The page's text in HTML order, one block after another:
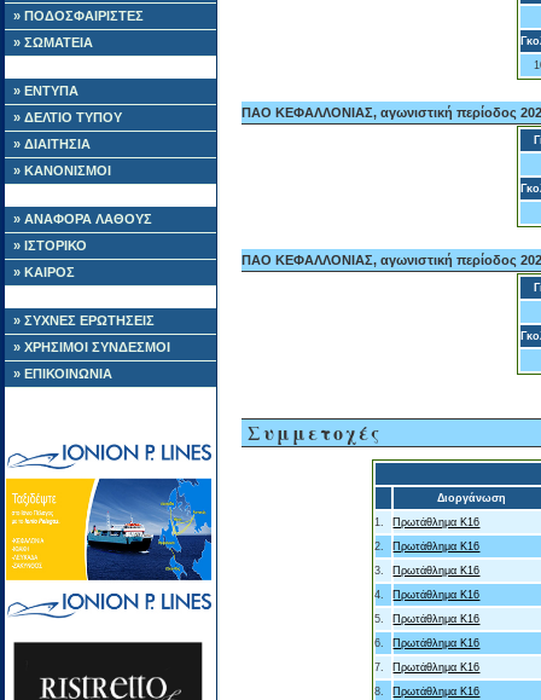
» ΠΟΔΟΣΦΑΙΡΙΣΤΕΣ
» ΣΩΜΑΤΕΙΑ
» ΕΝΤΥΠΑ
» ΔΕΛΤΙΟ ΤΥΠΟΥ
» ΔΙΑΙΤΗΣΙΑ
» ΚΑΝΟΝΙΣΜΟΙ
» ΑΝΑΦΟΡΑ ΛΑΘΟΥΣ
» ΙΣΤΟΡΙΚΟ
» ΚΑΙΡΟΣ
» ΣΥΧΝΕΣ ΕΡΩΤΗΣΕΙΣ
» ΧΡΗΣΙΜΟΙ ΣΥΝΔΕΣΜΟΙ
» ΕΠΙΚΟΙΝΩΝΙΑ
ΠΑΟ ΚΕΦΑΛΛΟΝΙΑΣ, αγωνιστική περίοδος
ΠΑΟ ΚΕΦΑΛΛΟΝΙΑΣ, αγωνιστική περίοδος
Συμμετοχές
Διοργάνωση
1.
Πρωτάθλημα Κ16
2.
Πρωτάθλημα Κ16
3.
Πρωτάθλημα Κ16
4.
Πρωτάθλημα Κ16
5.
Πρωτάθλημα Κ16
6.
Πρωτάθλημα Κ16
7.
Πρωτάθλημα Κ16
8.
Πρωτάθλημα Κ16